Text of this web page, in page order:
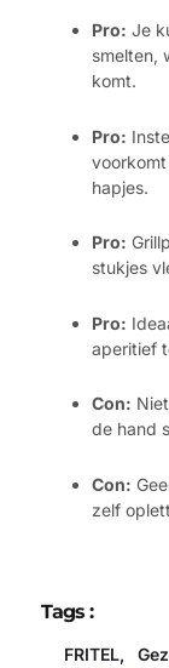
Pro: Je
smelten,
komt.
Pro:
hapjes.
Pro:
stukjes
Pro:
aperitief
Con:
de hand
Con:
zelf
FRITEL,
Tags :